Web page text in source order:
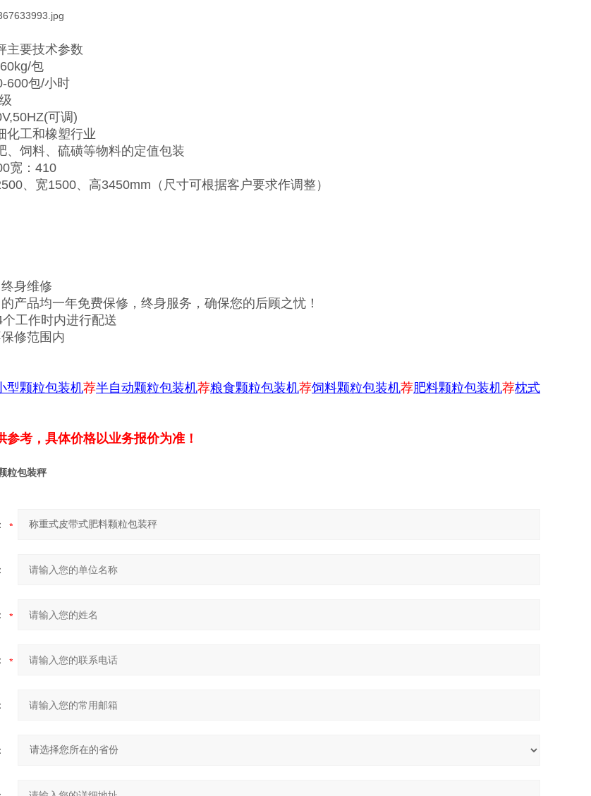
主要技术参数
包
600包/小时
可调)
化工和橡塑行业
、饲料、硫磺等物料的定值包装
宽：410
、宽1500、高3450mm（尺寸可根据客户要求作调整）
身维修
产品均一年免费保修，终身服务，确保您的后顾之忧！
工作时内进行配送
修范围内
型颗粒包装机荐半自动颗粒包装机荐粮食颗粒包装机荐饲料颗粒包装机荐肥料颗粒包装机荐枕式
参考，具体价格以业务报价为准！
粒包装秤